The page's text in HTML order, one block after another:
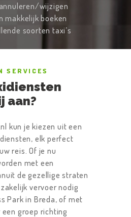
wijzigen
makkelijk boeken
soorten taxi’s
SERVICES
aan?
kun je kiezen uit een
elk perfect
reis. Of je nu
met een
de gezellige straten
vervoer nodig
Park in Breda, of met
groep richting